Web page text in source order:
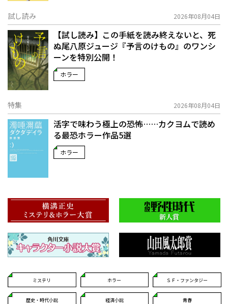
試し読み 2026年08月04日
【試し読み】この手紙を読み終えないと、死
ぬ――尾八原ジュージ『予言のけもの』のワンシ
ーンを特別公開！
ホラー
特集 2026年08月04日
活字で味わう極上の恐怖……カクヨムで読め
る最恐ホラー作品5選
ホラー
ミステリ ホラー ＳＦ・ファンタジー
歴史・時代小説 経済小説 青春